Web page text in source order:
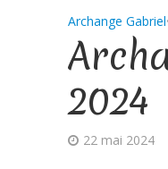
Archange Gabriel
2024
22 mai 2024